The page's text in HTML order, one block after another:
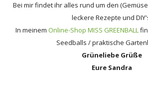
Bei mir findet ihr alles rund um den
leckere Rezepte und
In meinem Online-Shop MISS GREENBALL
Seedballs / praktische
Grüneliebe Grüße
Eure Sandra